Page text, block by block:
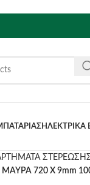
ΗΛΕΚΤΡΙΚΑ
ΜΑΥΡΑ 720 Χ 9mm